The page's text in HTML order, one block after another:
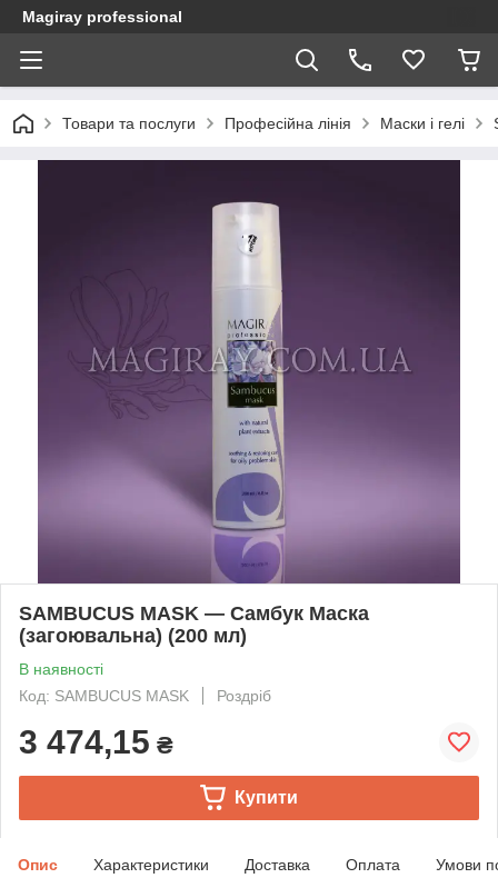
Magiray professional
Товари та послуги Професійна лінія Маски і гелі
SAMBUCUS MASK — Самбук Маска
(загоювальна) (200 мл)
В наявності
Код: SAMBUCUS MASK
Роздріб
3 474,15 ₴
Купити
Опис Характеристики Доставка Оплата Умови